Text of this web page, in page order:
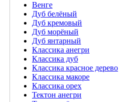
Венге
Дуб белёный
Дуб кремовый
Дуб морёный
Дуб янтарный
Классика анегри
Классика дуб
Классика красное дерево
Классика макоре
Классика орех
Тектон анегри